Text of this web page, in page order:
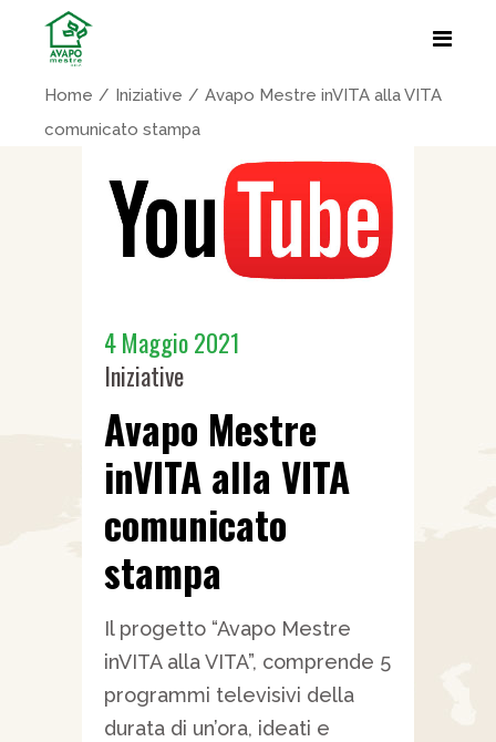
Home Iniziative
Avapo Mestre inVITA alla VITA
comunicato stampa
4 Maggio 2021
Iniziative
Avapo Mestre
inVITA alla VITA
comunicato
stampa
Il progetto “Avapo Mestre
inVITA alla VITA”, comprende 5
programmi televisivi della
durata di un’ora, ideati e